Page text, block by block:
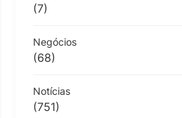
(7)
Negócios
(68)
Notícias
(751)